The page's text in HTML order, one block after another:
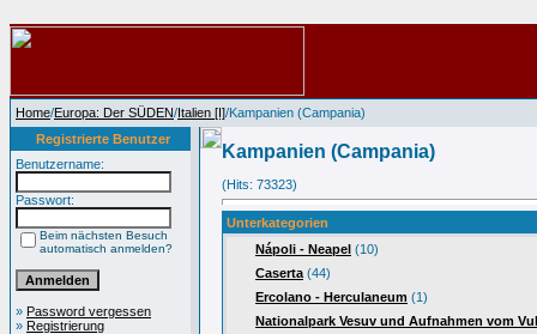
Home/Europa: Der SÜDEN/Italien [I]/Kampanien (Campania)
Registrierte Benutzer
Benutzername:
Passwort:
Beim nächsten Besuch
automatisch anmelden?
» Password vergessen
» Registrierung
Kampanien (Campania)
(Hits: 73323)
Unterkategorien
Nápoli - Neapel (10)
Caserta (44)
Ercolano - Herculaneum (1)
Nationalpark Vesuv und Aufnahmen vom